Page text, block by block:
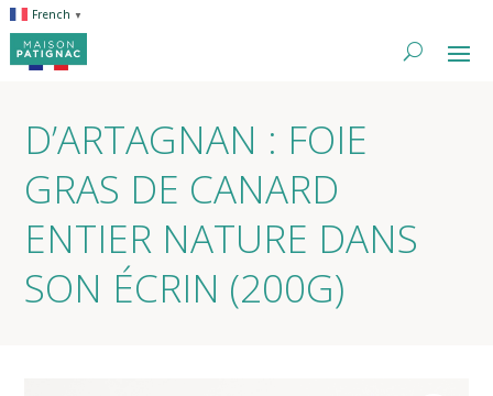
French ▼
D’ARTAGNAN : FOIE
GRAS DE CANARD
ENTIER NATURE DANS
SON ÉCRIN (200G)